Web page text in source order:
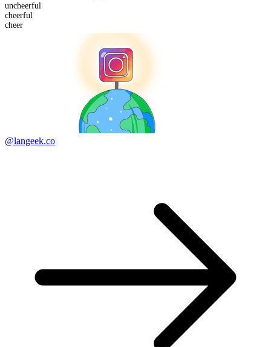
uncheerful
cheerful
cheer
@langeek.co